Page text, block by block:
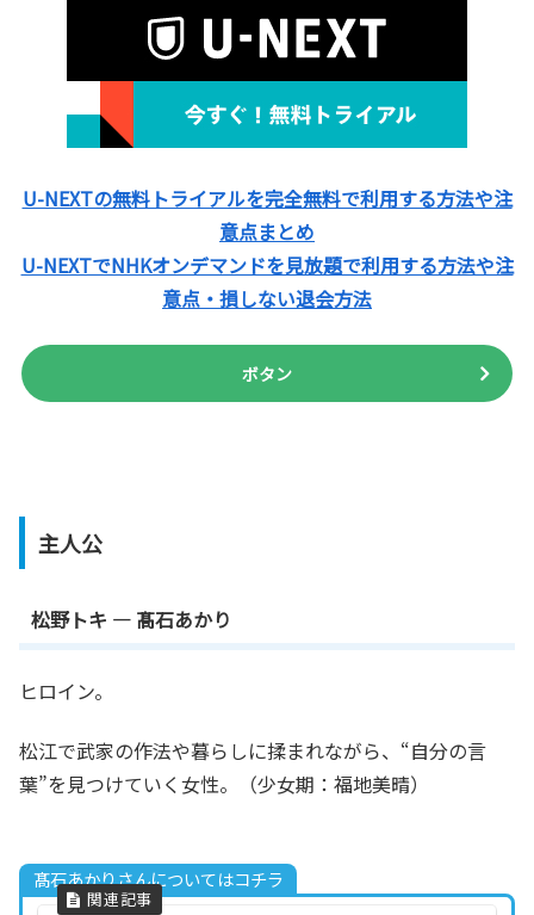
U-NEXTの無料トライアルを完全無料で利用する方法や注
意点まとめ
U-NEXTでNHKオンデマンドを見放題で利用する方法や注
意点・損しない退会方法
ボタン
主人公
松野トキ — 髙石あかり
ヒロイン。
松江で武家の作法や暮らしに揉まれながら、“自分の言
葉”を見つけていく女性。（少女期：福地美晴）
髙石あかりさんについてはコチラ